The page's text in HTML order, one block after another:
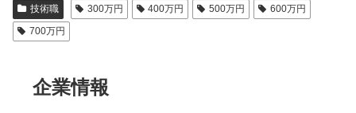
技術職 300万円 400万円 500万円
600万円
700万円
企業情報